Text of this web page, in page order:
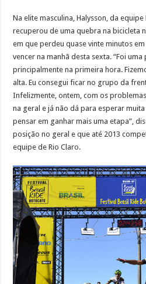
Na elite masculina, Halysson, da equipe
recuperou de uma quebra na bicicleta
em que perdeu quase vinte minutos
vencer na manhã desta sexta. “Foi
principalmente na primeira hora.
alta. Eu consegui ficar no grupo da
Infelizmente, ontem, com os
na geral e já não dá para esperar
pensar em ganhar mais uma etapa”,
posição no geral e que até 2013
equipe de Rio Claro.